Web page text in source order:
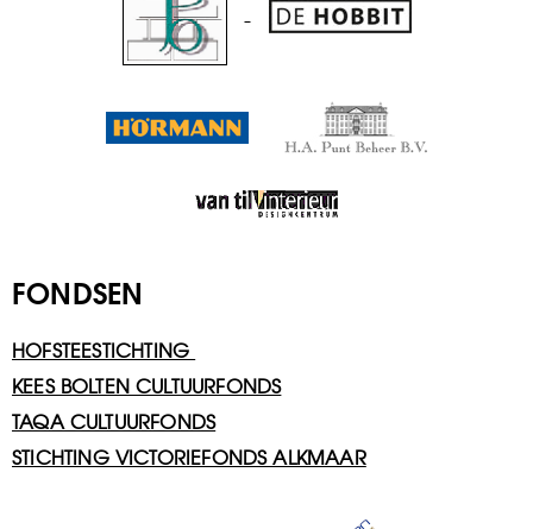
FONDSEN
HOFSTEESTICHTING
KEES BOLTEN CULTUURFONDS
TAQA CULTUURFONDS
STICHTING VICTORIEFONDS ALKMAAR